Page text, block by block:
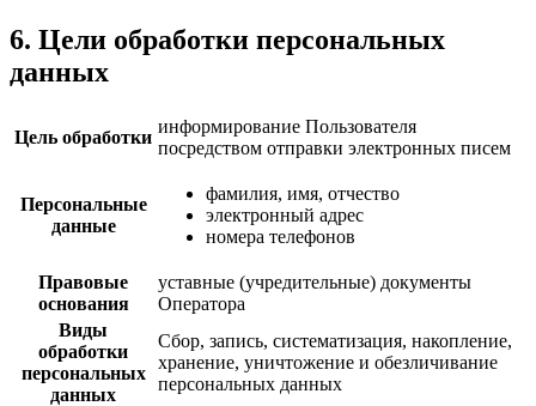
6. Цели обработки персональных
данных
Цель обработки
информирование Пользователя
посредством отправки электронных писем
Персональные
данные
фамилия, имя, отчество
электронный адрес
номера телефонов
Правовые
основания
уставные (учредительные) документы
Оператора
Виды
обработки
персональных
данных
Сбор, запись, систематизация, накопление,
хранение, уничтожение и обезличивание
персональных данных